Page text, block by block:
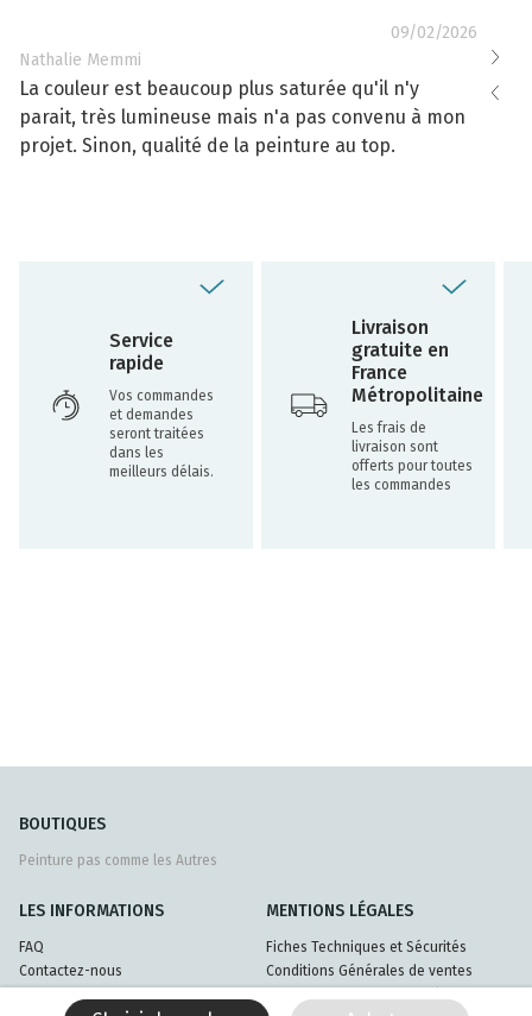
09/02/2026
Nathalie Memmi
La couleur est beaucoup plus saturée qu'il n'y
parait, très lumineuse mais n'a pas convenu à mon
projet. Sinon, qualité de la peinture au top.
La
Service
rapide
Vos commandes
et demandes
seront traitées
dans les
meilleurs délais.
Livraison
gratuite en
France
Métropolitaine
Les frais de
livraison sont
offerts pour toutes
les commandes
BOUTIQUES
Peinture pas comme les Autres
LES INFORMATIONS
FAQ
Contactez-nous
MENTIONS LÉGALES
Fiches Techniques et Sécurités
Conditions Générales de ventes